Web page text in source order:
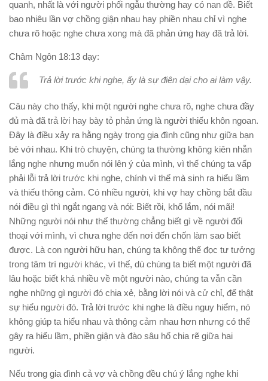
quanh, nhất là với người phối ngẫu thường hay có nan đề. Biết
bao nhiêu lần vợ chồng giận nhau hay phiền nhau chỉ vì nghe
chưa rõ hoặc nghe chưa xong mà đã phản ứng hay đã trả lời.
Châm Ngôn 18:13 dạy:
Trả lời trước khi nghe, ấy là sự điên dại cho ai làm vậy.
Câu này cho thấy, khi một người nghe chưa rõ, nghe chưa đầy
đủ mà đã trả lời hay bày tỏ phản ứng là người thiếu khôn ngoan.
Ðây là điều xảy ra hằng ngày trong gia đình cũng như giữa bạn
bè với nhau. Khi trò chuyện, chúng ta thường không kiên nhẫn
lắng nghe nhưng muốn nói lên ý của mình, vì thế chúng ta vấp
phải lỗi trả lời trước khi nghe, chính vì thế mà sinh ra hiểu lầm
và thiếu thông cảm. Có nhiều người, khi vợ hay chồng bắt đầu
nói điều gì thì ngắt ngang và nói: Biết rồi, khổ lắm, nói mãi!
Những người nói như thế thường chẳng biết gì về người đối
thoại với mình, vì chưa nghe đến nơi đến chốn làm sao biết
được. Là con người hữu hạn, chúng ta không thể đọc tư tưởng
trong tâm trí người khác, vì thế, dù chúng ta biết một người đã
lâu hoặc biết khá nhiều về một người nào, chúng ta vẫn cần
nghe những gì người đó chia xẻ, bằng lời nói và cử chỉ, để thật
sự hiểu người đó. Trả lời trước khi nghe là điều nguy hiểm, nó
không giúp ta hiểu nhau và thông cảm nhau hơn nhưng có thể
gây ra hiểu lầm, phiền giận và đào sâu hố chia rẽ giữa hai
người.
Nếu trong gia đình cả vợ và chồng đều chú ý lắng nghe khi